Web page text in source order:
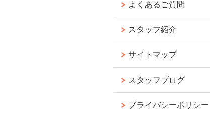
よくあるご質問
スタッフ紹介
サイトマップ
スタッフブログ
プライバシーポリシー